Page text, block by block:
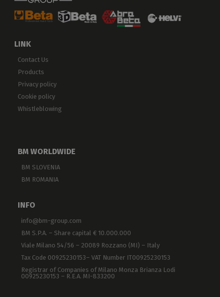
LINK
Contact Us
Products
Privacy policy
Cookie policy
Whistleblowing
BM WORLDWIDE
BM SLOVENIA
BM ROMANIA
INFO
info@bm-group.com
BM S.P.A. – Share capital € 10.000.000
Viale Milano 54/56 – 20089 Rozzano (MI) – Italy
Tax Code 00925230153– VAT Number IT00925230153
Registrar of Companies of Milano Monza Brianza Lodi
00925230153 – R.E.A. MI-833200